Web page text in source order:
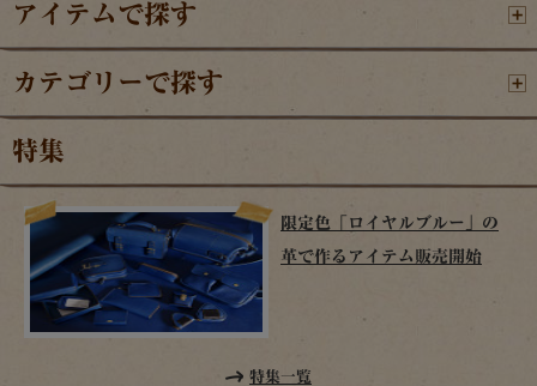
アイテムで探す
カテゴリーで探す
特集
限定色「ロイヤルブルー」の
革で作るアイテム販売開始
特集一覧